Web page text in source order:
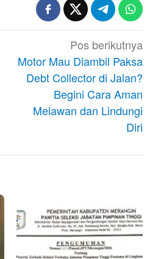
Pos berikutnya
Motor Mau Diambil Paksa
Debt Collector di Jalan?
Begini Cara Aman
Melawan dan Lindungi
Diri